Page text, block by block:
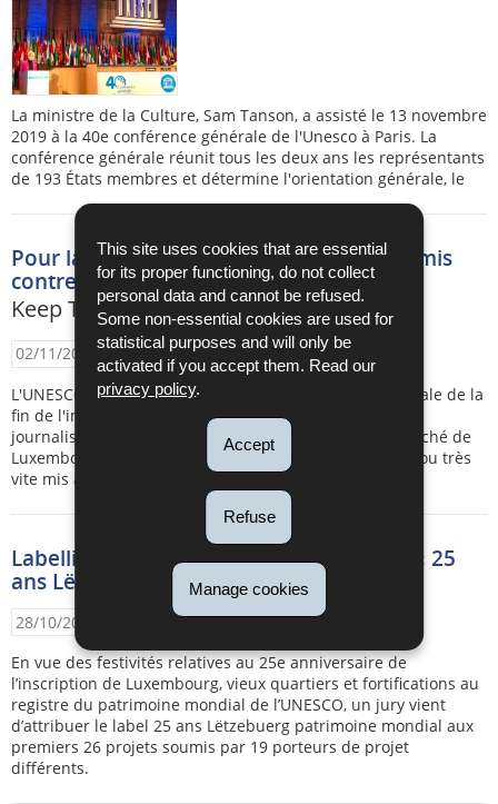
This site uses cookies that are essential
for its proper functioning, do not collect
personal data and cannot be refused.
Some non-essential cookies are used for
statistical purposes and will only be
activated if you accept them. Read our
privacy policy.
Accept
Refuse
Manage cookies
La ministre de la Culture, Sam Tanson, a assisté le 13 novembre
2019 à la 40e conférence générale de l'Unesco à Paris. La
conférence générale réunit tous les deux ans les représentants
de 193 États membres et détermine l'orientation générale, le
Pour la fin de l'impunité des crimes commis
contre des journalistes
Keep Truth Alive
02/11/2019
L'UNESCO a déclaré le 2 novembre Journée internationale de la
fin de l'impunité pour les crimes commis contre des
journalistes. Cette journée concerne aussi le Grand-Duché de
Luxembourg, car trop souvent ces crimes sont ignorés ou très
vite mis aux
Labellisation des premiers projets pour « 25
ans Lëtzebuerg patrimoine mondial »
28/10/2019
En vue des festivités relatives au 25e anniversaire de
l’inscription de Luxembourg, vieux quartiers et fortifications au
registre du patrimoine mondial de l’UNESCO, un jury vient
d’attribuer le label 25 ans Lëtzebuerg patrimoine mondial aux
premiers 26 projets soumis par 19 porteurs de projet
différents.